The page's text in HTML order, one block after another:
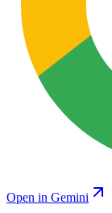
Open in Gemini